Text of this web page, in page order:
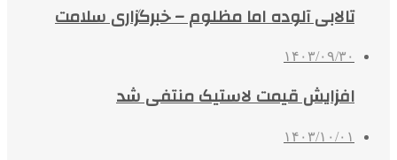
تالابی آلوده اما مظلوم – خبرگزاری سلامت
۱۴۰۳/۰۹/۳۰
افزایش قیمت لاستیک منتفی شد
۱۴۰۳/۱۰/۰۱